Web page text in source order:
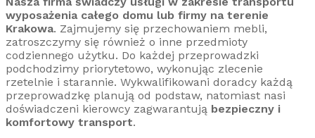
wyposażenia całego domu lub firmy na terenie
Krakowa. Zajmujemy się przechowaniem mebli,
zatroszczymy się również o inne przedmioty
codziennego użytku. Do każdej przeprowadzki
podchodzimy priorytetowo, wykonując zlecenie
rzetelnie i starannie. Wykwalifikowani doradcy każdą
przeprowadzkę planują od podstaw, natomiast nasi
doświadczeni kierowcy zagwarantują bezpieczny i
komfortowy transport.